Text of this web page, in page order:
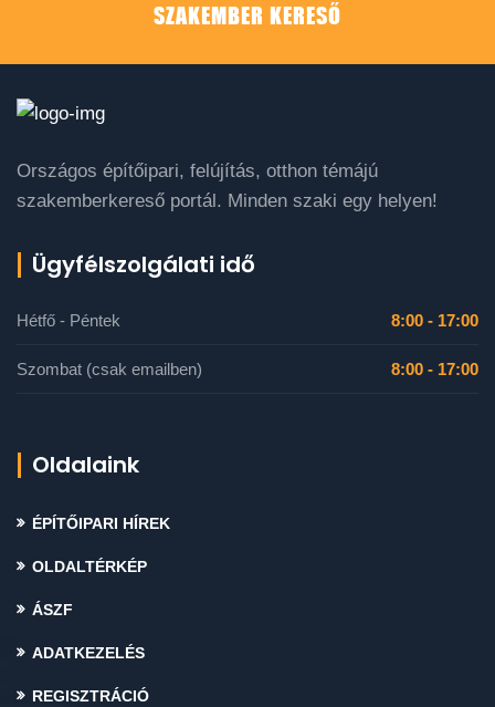
SZAKEMBER KERESŐ
Országos építőipari, felújítás, otthon témájú
szakemberkereső portál. Minden szaki egy helyen!
Ügyfélszolgálati idő
Hétfő - Péntek 8:00 - 17:00
Szombat (csak emailben) 8:00 - 17:00
Oldalaink
ÉPÍTŐIPARI HÍREK
OLDALTÉRKÉP
ÁSZF
ADATKEZELÉS
REGISZTRÁCIÓ